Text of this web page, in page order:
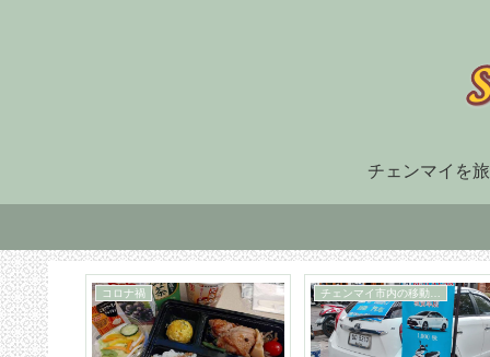
チェンマイを
住まい探し TM30